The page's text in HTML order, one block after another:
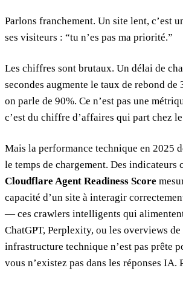
Parlons franchement. Un site lent, c’est
ses visiteurs : “tu n’es pas ma priorité.”
Les chiffres sont brutaux. Un délai de
secondes augmente le taux de rebond de
on parle de 90%. Ce n’est pas une
c’est du chiffre d’affaires qui part chez
Mais la performance technique en 2025
le temps de chargement. Des indicateurs
Cloudflare Agent Readiness Score
capacité d’un site à interagir
— ces crawlers intelligents qui
ChatGPT, Perplexity, ou les overviews
infrastructure technique n’est pas prête
vous n’existez pas dans les réponses IA.